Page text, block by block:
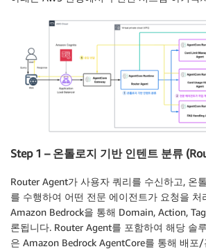
Step 1 – 온톨로지 기반 인텐트 분류
Router Agent가 사용자 쿼리를 수신하고, 온
를 수행하여 어떤 전문 에이전트가 요청을 처
Amazon Bedrock을 통해 Domain, Action,
론됩니다. Router Agent를 포함하여 해당 솔
은 Amazon Bedrock AgentCore를 통해 배포